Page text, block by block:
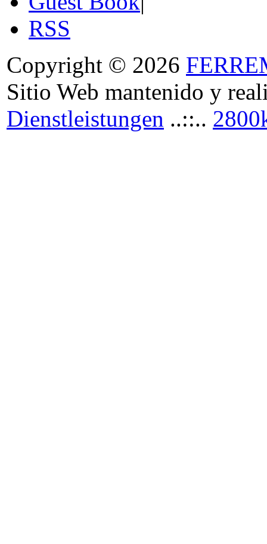
RSS
Copyright © 2026
Sitio Web mantenido y
Dienstleistungen ..::..